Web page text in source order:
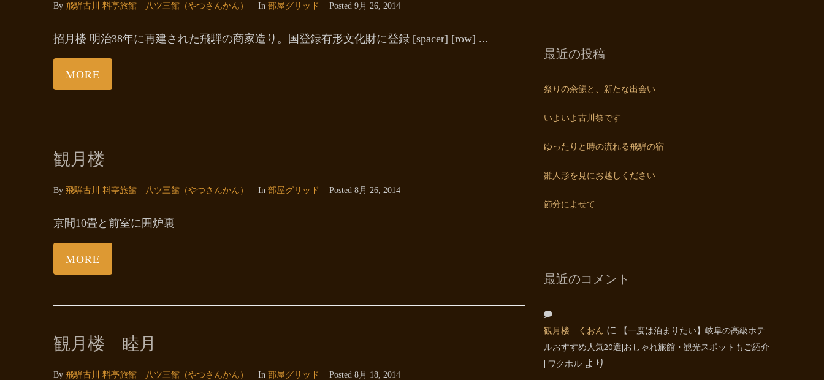
By 飛騨古川 料亭旅館 八ツ三館（やつさんかん） In 部屋グリッド Posted 9月 26, 2014
招月楼 明治38年に再建された飛騨の商家造り。国登録有形文化財に登録 [spacer] [row] ...
MORE
観月楼
By 飛騨古川 料亭旅館 八ツ三館（やつさんかん） In 部屋グリッド Posted 8月 26, 2014
京間10畳と前室に囲炉裏
MORE
観月楼 睦月
By 飛騨古川 料亭旅館 八ツ三館（やつさんかん） In 部屋グリッド Posted 8月 18, 2014
最近の投稿
祭りの余韻と、新たな出会い
いよいよ古川祭です
ゆったりと時の流れる飛騨の宿
雛人形を見にお越しください
節分によせて
最近のコメント
観月楼 くおん に
【一度は泊まりたい】岐阜の高級ホテ
ルおすすめ人気20選|おしゃれ旅館・観光スポットもご紹介
| ワクホル より